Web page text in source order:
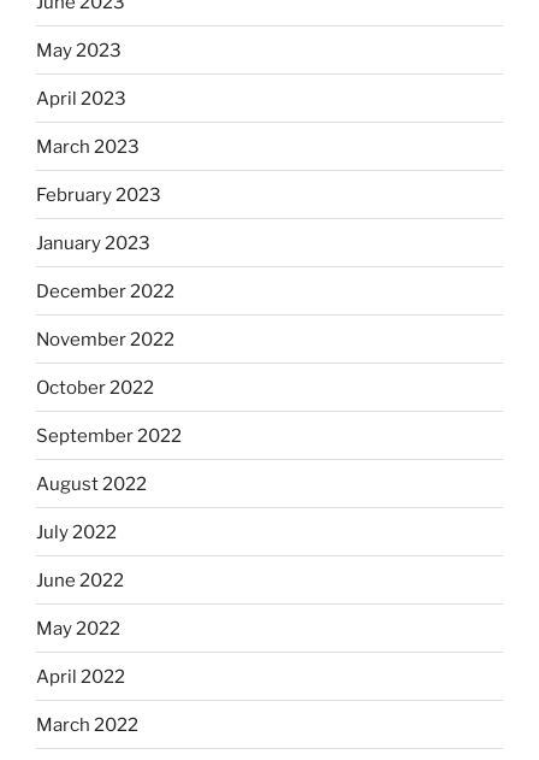
May 2023
April 2023
March 2023
February 2023
January 2023
December 2022
November 2022
October 2022
September 2022
August 2022
July 2022
June 2022
May 2022
April 2022
March 2022